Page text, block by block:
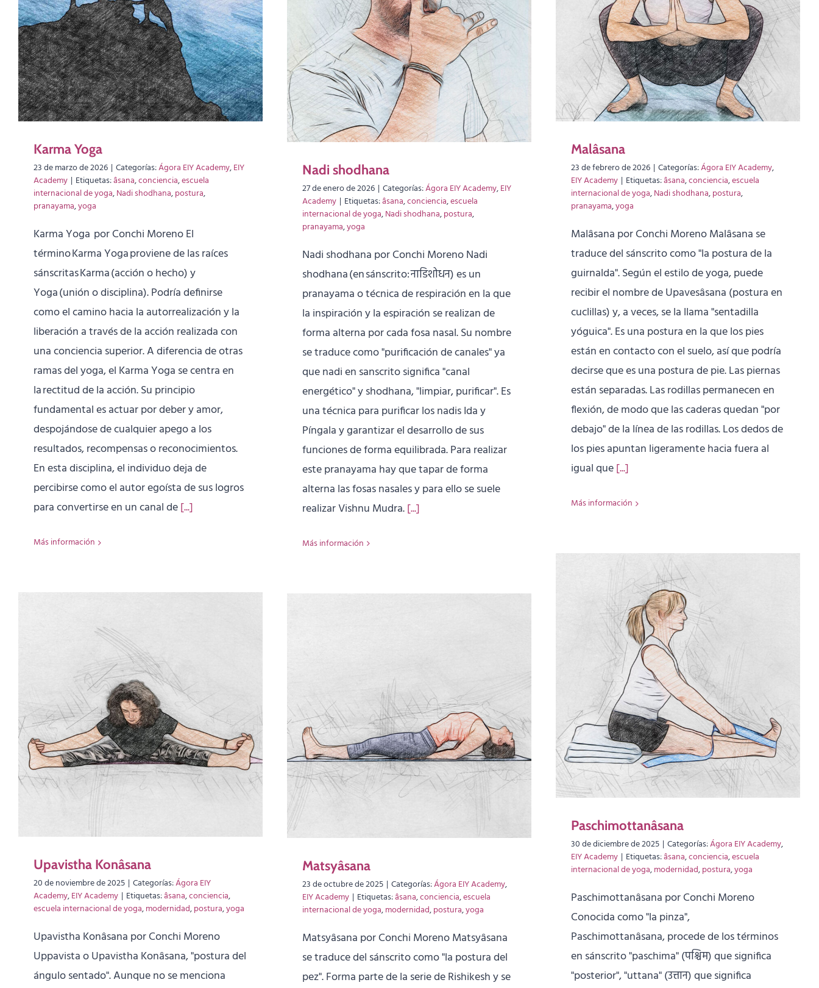
Karma Yoga
23 de marzo de 2026 | Categorías:Ágora EIY Academy,EIY
Academy | Etiquetas:âsana,conciencia,escuela
internacional de yoga,Nadi shodhana,postura,
pranayama,yoga
Karma Yoga por Conchi Moreno El
término Karma Yoga proviene de las raíces
sánscritas Karma (acción o hecho) y
Yoga (unión o disciplina). Podría definirse
como el camino hacia la autorrealización y la
liberación a través de la acción realizada con
una conciencia superior. A diferencia de otras
ramas del yoga, el Karma Yoga se centra en
la rectitud de la acción. Su principio
fundamental es actuar por deber y amor,
despojándose de cualquier apego a los
resultados, recompensas o reconocimientos.
En esta disciplina, el individuo deja de
percibirse como el autor egoísta de sus logros
para convertirse en un canal de[...]
Más información
Malâsana
23 de febrero de 2026 | Categorías:Ágora EIY Academy,
EIY Academy | Etiquetas:âsana,conciencia,escuela
internacional de yoga,Nadi shodhana,postura,
pranayama,yoga
Malâsana por Conchi Moreno Malâsana se
traduce del sánscrito como "la postura de la
guirnalda". Según el estilo de yoga, puede
recibir el nombre de Upavesâsana (postura en
cuclillas) y, a veces, se la llama "sentadilla
yóguica". Es una postura en la que los pies
están en contacto con el suelo, así que podría
decirse que es una postura de pie. Las piernas
están separadas. Las rodillas permanecen en
flexión, de modo que las caderas quedan "por
debajo" de la línea de las rodillas. Los dedos de
los pies apuntan ligeramente hacia fuera al
igual que[...]
Más información
Nadi shodhana
27 de enero de 2026 | Categorías:Ágora EIY Academy,EIY
Academy | Etiquetas:âsana,conciencia,escuela
internacional de yoga,Nadi shodhana,postura,
pranayama,yoga
Nadi shodhana por Conchi Moreno Nadi
shodhana (en sánscrito: नाडिशोधन) es un
pranayama o técnica de respiración en la que
la inspiración y la espiración se realizan de
forma alterna por cada fosa nasal. Su nombre
se traduce como "purificación de canales" ya
que nadi en sanscrito significa "canal
energético" y shodhana, "limpiar, purificar". Es
una técnica para purificar los nadis Ida y
Píngala y garantizar el desarrollo de sus
funciones de forma equilibrada. Para realizar
este pranayama hay que tapar de forma
alterna las fosas nasales y para ello se suele
realizar Vishnu Mudra.[...]
Más información
Paschimottanâsana
30 de diciembre de 2025 | Categorías:Ágora EIY Academy,
EIY Academy | Etiquetas:âsana,conciencia,escuela
internacional de yoga,modernidad,postura,yoga
Paschimottanâsana por Conchi Moreno
Conocida como "la pinza",
Paschimottanâsana, procede de los términos
en sánscrito "paschima" (पश्चिम) que significa
"posterior", "uttana" (उत्तान) que significa
Upavistha Konâsana
20 de noviembre de 2025 | Categorías:Ágora EIY
Academy,EIY Academy | Etiquetas:âsana,conciencia,
escuela internacional de yoga,modernidad,postura,yoga
Upavistha Konâsana por Conchi Moreno
Uppavista o Upavistha Konâsana, "postura del
ángulo sentado". Aunque no se menciona
Matsyâsana
23 de octubre de 2025 | Categorías:Ágora EIY Academy,
EIY Academy | Etiquetas:âsana,conciencia,escuela
internacional de yoga,modernidad,postura,yoga
Matsyâsana por Conchi Moreno Matsyâsana
se traduce del sánscrito como "la postura del
pez". Forma parte de la serie de Rishikesh y se